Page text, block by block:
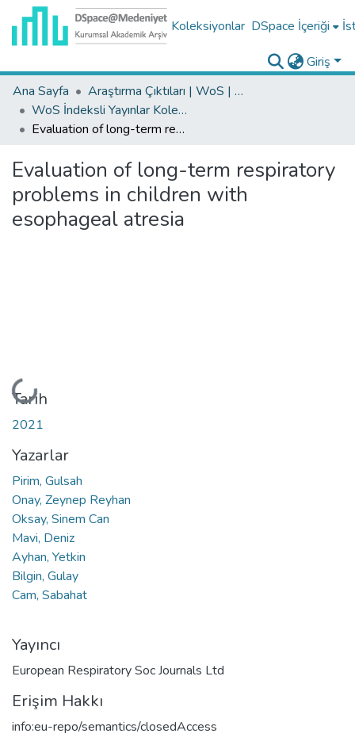
Koleksiyonlar DSpace İçeriği
Giriş
Ana Sayfa
Araştırma Çıktıları | WoS | Scopus | TR-Dizin | PubMed
WoS İndeksli Yayınlar Koleksiyonu
Evaluation of long-term respiratory problems in children with esophageal atresia
Evaluation of long-term respiratory
problems in children with
esophageal atresia
Yükleniyor...
Tarih
2021
Yazarlar
Pirim, Gulsah
Onay, Zeynep Reyhan
Oksay, Sinem Can
Mavi, Deniz
Ayhan, Yetkin
Bilgin, Gulay
Cam, Sabahat
Yayıncı
European Respiratory Soc Journals Ltd
Erişim Hakkı
info:eu-repo/semantics/closedAccess